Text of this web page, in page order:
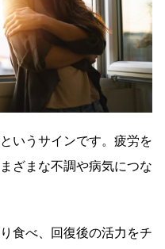
いうサインです。疲労を
ざまな不調や病気につな
食べ、回復後の活力をチ